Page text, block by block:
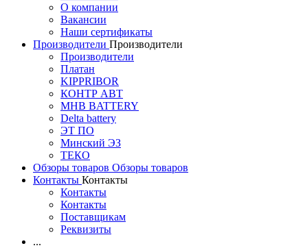
О компании
Вакансии
Наши сертификаты
Производители Производители
Производители
Платан
KIPPRIBOR
КОНТР АВТ
MHB BATTERY
Delta battery
ЭT ПО
Минский ЭЗ
ТЕКО
Обзоры товаров Обзоры товаров
Контакты Контакты
Контакты
Контакты
Поставщикам
Реквизиты
...